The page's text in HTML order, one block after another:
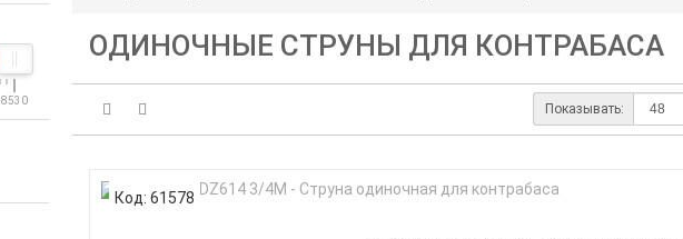
8530
ОДИНОЧНЫЕ СТРУНЫ ДЛЯ КОНТРАБАСА
Показывать:
Код: 61578